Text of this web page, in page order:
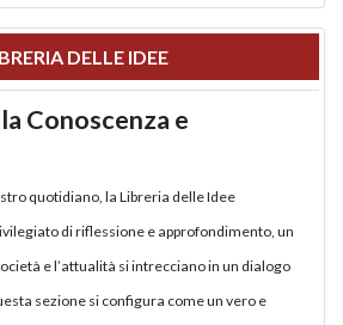
DELLE IDEE
Conoscenza e
quotidiano, la Libreria delle Idee
di riflessione e approfondimento, un
e l’attualità si intrecciano in un dialogo
sezione si configura come un vero e